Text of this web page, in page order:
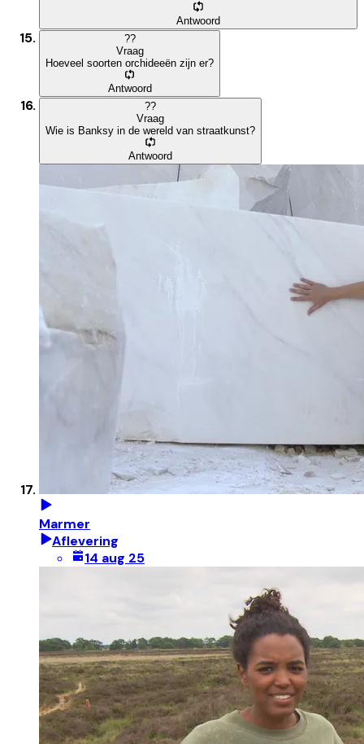
Antwoord
??
Vraag
Hoeveel soorten orchideeën zijn er?
Antwoord
??
Vraag
Wie is Banksy in de wereld van straatkunst?
Antwoord
Marmer
Aflevering
14 aug 25